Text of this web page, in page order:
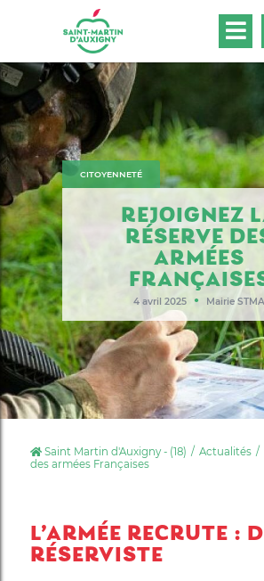
CITOYENNETÉ
REJOIGNEZ
RÉSERVE
ARMÉES
4 avril 2025 ● Mairie STMA
Saint Martin d'Auxigny - (18) Actualités
des armées Françaises
L’ARMÉE RECRUTE :
RÉSERVISTE